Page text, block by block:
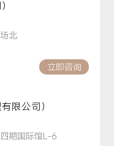
北
立即咨询
限公司）
期国际馆L-6